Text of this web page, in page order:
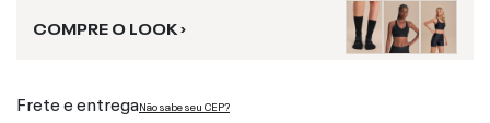
COMPRE O LOOK ›
Frete e entregaNão sabe seu CEP?